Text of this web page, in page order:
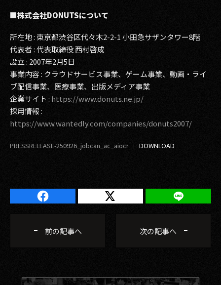
■株式会社DONUTSについて
所在地 : 東京都渋谷区代々木2-2-1 小田急サザンタワー8階
代表者 : 代表取締役 西村啓成
設立 : 2007年2月5日
事業内容 : クラウドサービス事業、ゲーム事業、動画・ライ
ブ配信事業、医療事業、出版メディア事業
企業サイト : https://www.donuts.ne.jp/
採用情報 :
https://www.wantedly.com/companies/donuts2007/
PRESSRELEASE-250926_jobcan_ac_aiocr
前の記事へ 次の記事へ